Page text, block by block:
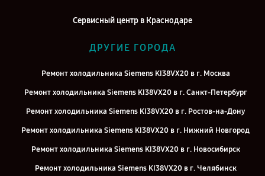
Сервисный центр в Краснодаре
ДРУГИЕ ГОРОДА
Ремонт холодильника Siemens KI38VX20 в г. Москва
Ремонт холодильника Siemens KI38VX20 в г. Санкт-Петербург
Ремонт холодильника Siemens KI38VX20 в г. Ростов-на-Дону
Ремонт холодильника Siemens KI38VX20 в г. Нижний Новгород
Ремонт холодильника Siemens KI38VX20 в г. Новосибирск
Ремонт холодильника Siemens KI38VX20 в г. Челябинск